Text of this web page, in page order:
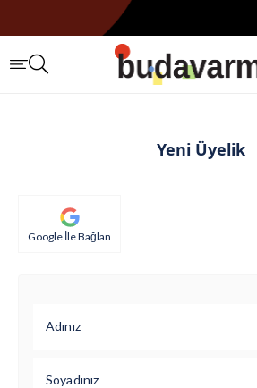
Yeni Üyelik
Google İle Bağlan
Adınız
Soyadınız